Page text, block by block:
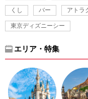
くし バー アトラ
東京ディズニーシー
エリア・特集